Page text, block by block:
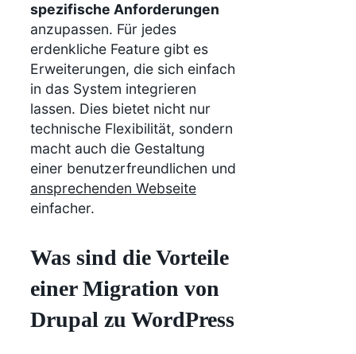
spezifische Anforderungen
anzupassen. Für jedes
erdenkliche Feature gibt es
Erweiterungen, die sich einfach
in das System integrieren
lassen. Dies bietet nicht nur
technische Flexibilität, sondern
macht auch die Gestaltung
einer benutzerfreundlichen und
ansprechenden Webseite
einfacher.
Was sind die Vorteile
einer Migration von
Drupal zu WordPress